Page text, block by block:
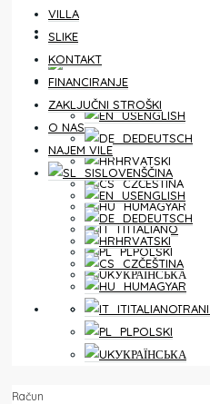
NAJEM VILE
SLOVENŠČINA
ENGLISH
DEUTSCH
HRVATSKI
ČEŠTINA
MAGYAR
ITALIANO
POLSKI
УКРАЇНСЬКА
PRILJUBLJENE STRANI
VILLA
SLIKE
KONTAKT
FINANCIRANJE
ZAKLJUČNI STROŠKI
O NAS
NAJEM VILE
SLOVENŠČINA
ENGLISH
DEUTSCH
HRVATSKI
ČEŠTINA
MAGYAR
ITALIANO
POLSKI
УКРАЇНСЬКА
Račun